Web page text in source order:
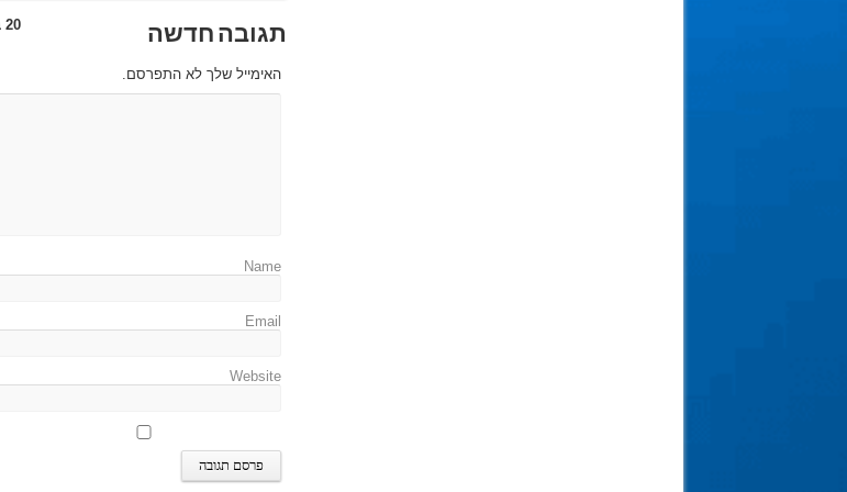
20 במאי 2026 תגובה חדשה
האימייל שלך לא התפרסם.
Name
Email
Website